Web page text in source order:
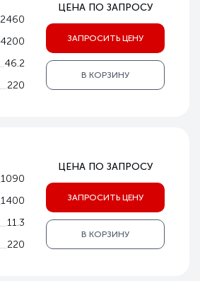
2460
4200
46.2
220
ЦЕНА ПО ЗАПРОСУ
ЗАПРОСИТЬ ЦЕНУ
В КОРЗИНУ
1090
1400
11.3
220
ЦЕНА ПО ЗАПРОСУ
ЗАПРОСИТЬ ЦЕНУ
В КОРЗИНУ